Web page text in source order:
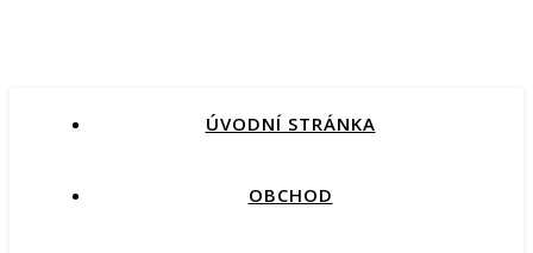
ÚVODNÍ STRÁNKA
OBCHOD